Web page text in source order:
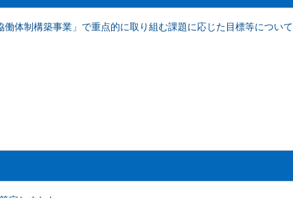
体制構築事業」で重点的に取り組む課題に応じた目標等について